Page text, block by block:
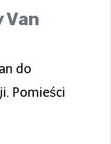
Van
do
Pomieści